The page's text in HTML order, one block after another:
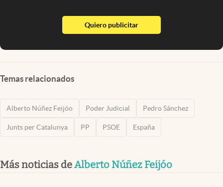
Quiero publicitarabre en nueva pestaña
Temas relacionados
Alberto Núñez Feijóo Poder Judicial Pedro Sánchez
Junts per Catalunya PP PSOE España
Más noticias deAlberto Núñez Feijóo